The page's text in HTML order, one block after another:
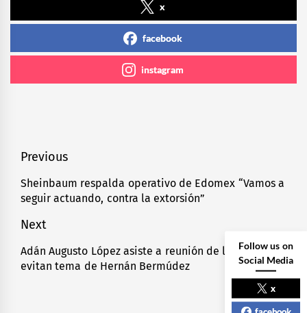
x
facebook
instagram
Navegación
de
entradas
Previous
Previous
post:
Sheinbaum respalda operativo de Edomex “Vamos a
seguir actuando, contra la extorsión”
Next
Next
post:
Adán Augusto López asiste a reunión de la Jucopo;
evitan tema de Hernán Bermúdez
Follow us on
Social Media
x